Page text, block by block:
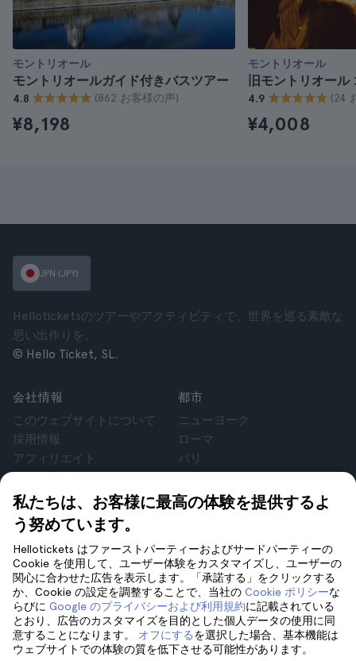
モントリオール
モントリオールガイド付きバスツアー
4.8 (862 お客様の声)
¥8,198
モントリオール
旧モントリオー
4.9 (24
¥4,008
私たちは、お客様に最高の体験を提供するよ
う努めています。
Hellotickets はファーストパーティーおよびサードパーティーの
Cookie を使用して、ユーザー体験をカスタマイズし、ユーザーの
関心に合わせた広告を表示します。「承諾する」をクリックする
か、Cookie の設定を調整することで、当社の Cookie ポリシーな
らびに Google のプライバシーおよび利用規約に記載されている
とおり、広告のカスタマイズを目的とした個人データの使用に同
意することになります。 オフにするを選択した場合、基本機能は
ウェブサイトでの体験の質を低下させる可能性があります。
JPN (JPY)
Helloticketsのツアーやアクティビティで、世界を巡る素敵な
思い出作りを。
© Hello Ticket, SL.
会社情報
このウェブサイトについて
採用情報
アフィリエイト
個人情報保護方針
利用規約
法律相談
cookie
都市
ニューヨーク
ローマ
パリ
グラナダ
サポート
サポート
お問い合わせ
フォローしてください